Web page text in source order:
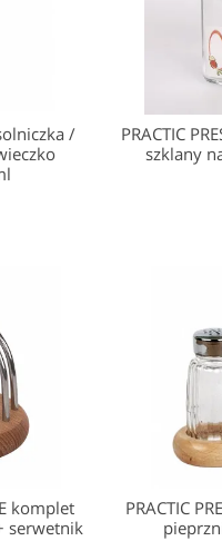
/
PRACTIC
szklany
komplet
serwetnik
PRACTIC